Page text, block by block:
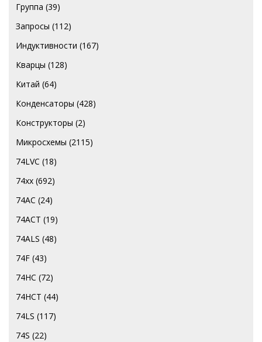
Группа (39)
Запросы (112)
Индуктивности (167)
Кварцы (128)
Китай (64)
Конденсаторы (428)
Конструкторы (2)
Микросхемы (2115)
74LVC (18)
74хх (692)
74AC (24)
74ACT (19)
74ALS (48)
74F (43)
74HC (72)
74HCT (44)
74LS (117)
74S (22)